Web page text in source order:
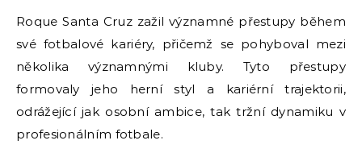
Roque Santa Cruz zažil významné přestupy během
své fotbalové kariéry, přičemž se pohyboval mezi
několika významnými kluby. Tyto přestupy
formovaly jeho herní styl a kariérní trajektorii,
odrážející jak osobní ambice, tak tržní dynamiku v
profesionálním fotbale.